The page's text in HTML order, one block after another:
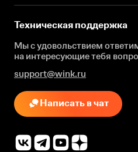
Техническая поддержка
Мы с удовольствием
на интересующиетебя
support@wink.ru
Написать в чат